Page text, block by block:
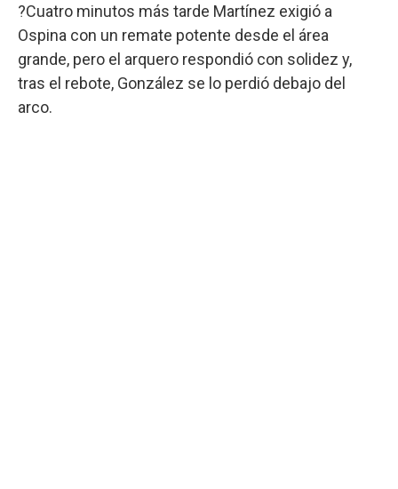
?Cuatro minutos más tarde Martínez exigió a
Ospina con un remate potente desde el área
grande, pero el arquero respondió con solidez y,
tras el rebote, González se lo perdió debajo del
arco.